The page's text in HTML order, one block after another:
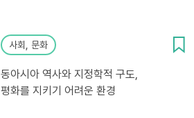
사회, 문화
동아시아 역사와 지정학적 구도,
평화를 지키기 어려운 환경